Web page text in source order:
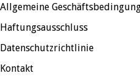
Allgemeine
Haftungsausschluss
Datenschutzrichtlinie
Kontakt